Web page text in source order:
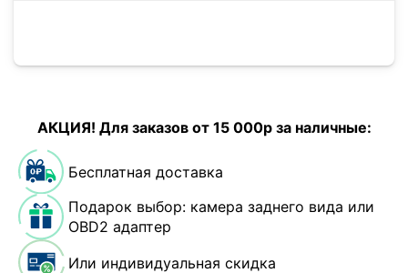
АКЦИЯ! Для заказов от 15 000р за наличные:
Бесплатная доставка
Подарок выбор: камера заднего вида или
OBD2 адаптер
Или индивидуальная скидка